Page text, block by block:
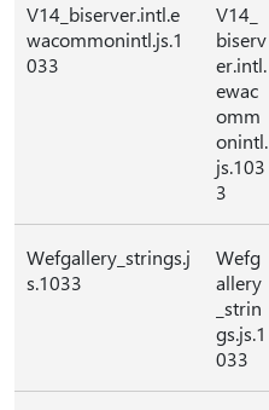
V14_biserver.intl.e
wacommonintl.js.1
033
V14_
biserv
er.intl.
ewac
omm
onintl.
js.103
3
Wefgallery_strings.j
s.1033
Wefg
allery
_strin
gs.js.1
033